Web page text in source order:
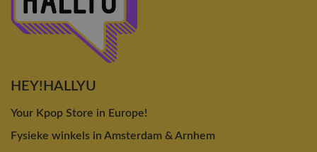
HEY!HALLYU
Your Kpop Store in Europe!
Fysieke winkels in Amsterdam & Arnhem